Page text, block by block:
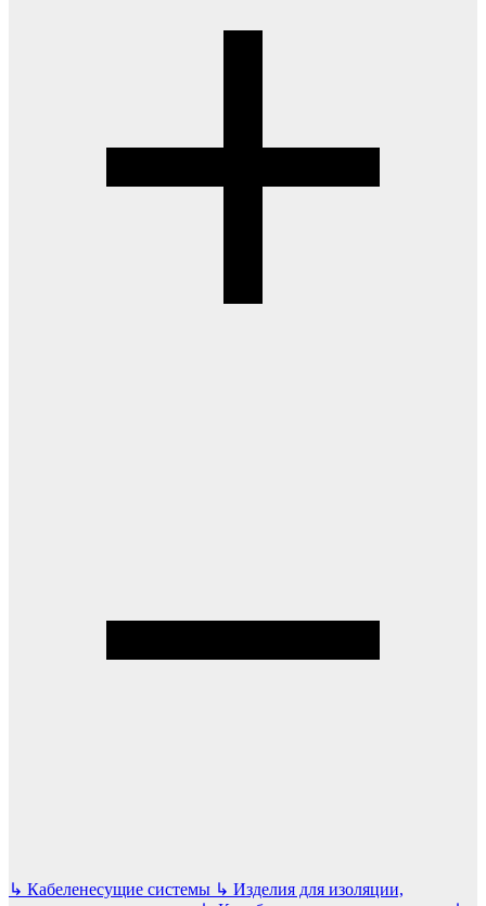
↳ Кабеленесущие системы ↳ Изделия для изоляции,